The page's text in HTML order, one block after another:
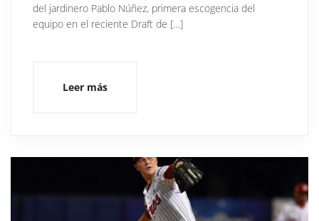
del jardinero Pablo Núñez, primera escogencia del
equipo en el reciente Draft de […]
Leer más